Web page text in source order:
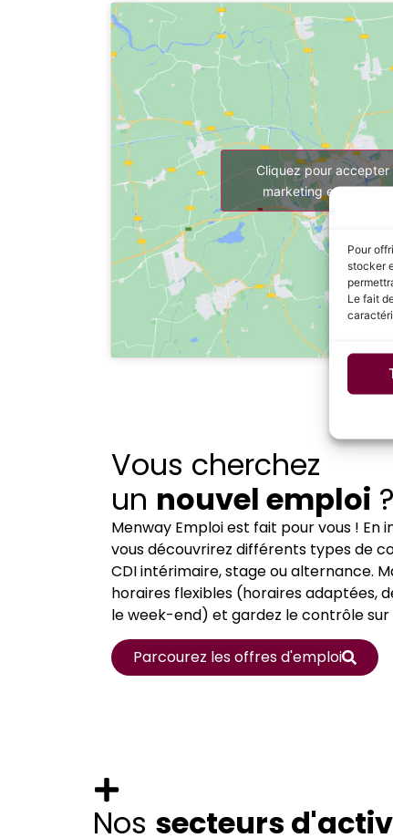
Pour
stocker
Le fait
Cliquez pour accepter
marketing et activer
Vous cherchez
un nouvel emploi ?
Menway Emploi est fait pour vous ! En
vous découvrirez différents types de
CDI intérimaire, stage ou alternance.
horaires flexibles (horaires adaptées,
le week-end) et gardez le contrôle sur
Parcourez les offres d'emploi
Nos secteurs